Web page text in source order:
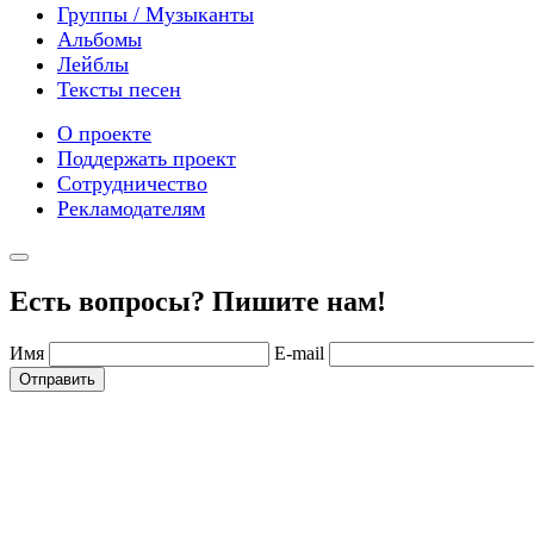
Группы / Музыканты
Альбомы
Лейблы
Тексты песен
О проекте
Поддержать проект
Сотрудничество
Рекламодателям
Есть вопросы? Пишите нам!
Имя E-mail